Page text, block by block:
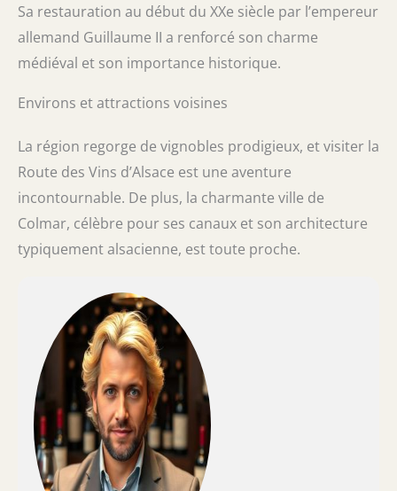
Sa restauration au début du XXe siècle par l’empereur
allemand Guillaume II a renforcé son charme
médiéval et son importance historique.
Environs et attractions voisines
La région regorge de vignobles prodigieux, et visiter la
Route des Vins d’Alsace est une aventure
incontournable. De plus, la charmante ville de
Colmar, célèbre pour ses canaux et son architecture
typiquement alsacienne, est toute proche.